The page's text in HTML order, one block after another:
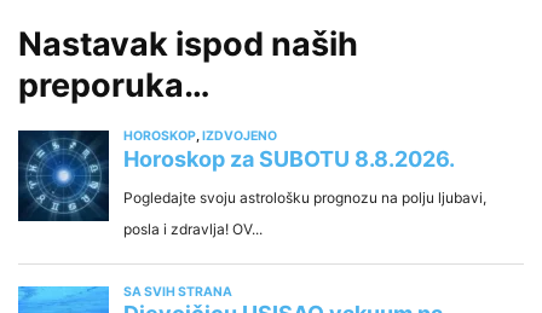
Nastavak ispod naših
preporuka…